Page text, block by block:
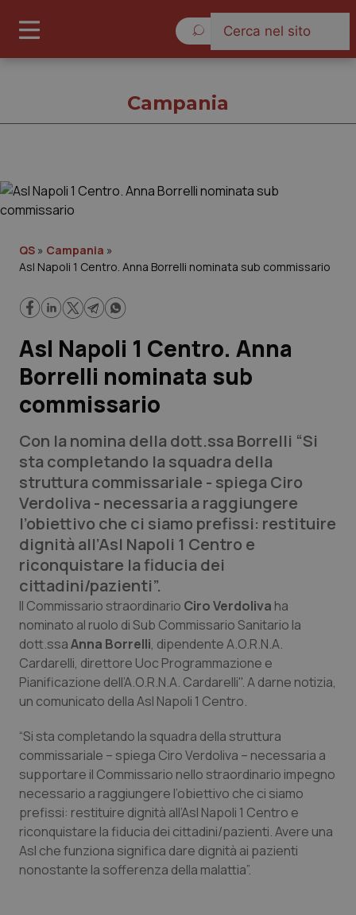
Governo e Parlamento
Regioni e Asl
Lavoro e Professioni
Scienza e Farmaci
Studi e Analisi
Lettere al direttore
Edizioni Regionali
QS Pro
Professionisti Sanitari.AI
Abruzzo
Basilicata
Campania
Emilia-Romagna
Friuli Venezia Giulia
QS Pro Gold
Artrite & artrosi
Car-T
Colesterolo & coronaropatie
Dermatite Atopica
QS Club Newsletter
Campania
QS » Campania »
Asl Napoli 1 Centro. Anna Borrelli nominata sub commissario
Asl Napoli 1 Centro. Anna
Borrelli nominata sub
commissario
Con la nomina della dott.ssa Borrelli “Si
sta completando la squadra della
struttura commissariale - spiega Ciro
Verdoliva - necessaria a raggiungere
l’obiettivo che ci siamo prefissi: restituire
dignità all’Asl Napoli 1 Centro e
riconquistare la fiducia dei
cittadini/pazienti”.
Il Commissario straordinario Ciro Verdoliva ha
nominato al ruolo di Sub Commissario Sanitario la
dott.ssaAnna Borrelli, dipendente A.O.R.N.A.
Cardarelli, direttore Uoc Programmazione e
Pianificazione dell’A.O.R.N.A. Cardarelli". A darne notizia,
un comunicato della Asl Napoli 1 Centro.
“Si sta completando la squadra della struttura
commissariale – spiega Ciro Verdoliva – necessaria a
supportare il Commissario nello straordinario impegno
necessario a raggiungere l’obiettivo che ci siamo
prefissi: restituire dignità all’Asl Napoli 1 Centro e
riconquistare la fiducia dei cittadini/pazienti. Avere una
Asl che funziona significa dare dignità ai pazienti
nonostante la sofferenza della malattia”.